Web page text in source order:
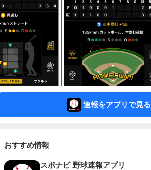
速報をアプリで見る
おすすめ情報
スポナビ 野球速報アプリ